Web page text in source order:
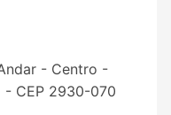
- Centro -
- CEP 2930-070